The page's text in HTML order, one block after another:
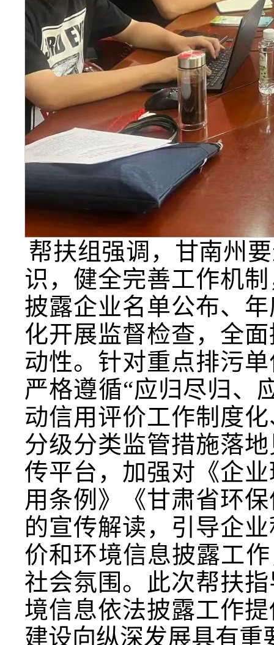
帮扶组强调，甘南州
识，健全完善工作机
披露企业名单公布、
化开展监督检查，全
动性。针对重点排污
严格遵循“应归尽归、
动信用评价工作制度
分级分类监管措施落
传平台，加强对《企
用条例》《甘肃省环
的宣传解读，引导企
价和环境信息披露工
社会氛围。此次帮扶
境信息依法披露工作
建设向纵深发展具有重